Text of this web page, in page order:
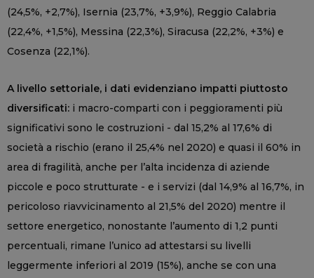
(24,5%, +2,7%), Isernia (23,7%, +3,9%), Reggio Calabria
(22,4%, +1,5%), Messina (22,3%), Siracusa (22,2%, +3%) e
Cosenza (22,1%).
A livello settoriale, i dati evidenziano impatti piuttosto
diversificati: i macro-comparti con i peggioramenti più
significativi sono le costruzioni - dal 15,2% al 17,6% di
società a rischio (erano il 25,4% nel 2020) e quasi il 60% in
area di fragilità, anche per l’alta incidenza di aziende
piccole e poco strutturate - e i servizi (dal 14,9% al 16,7%, in
pericoloso riavvicinamento al 21,5% del 2020) mentre il
settore energetico, nonostante l’aumento di 1,2 punti
percentuali, rimane l’unico ad attestarsi su livelli
leggermente inferiori al 2019 (15%), anche se con una